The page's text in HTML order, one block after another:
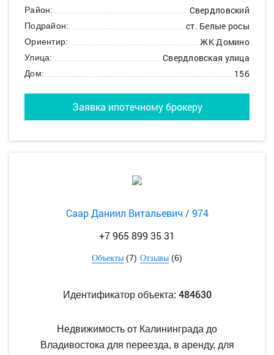
Район: Свердловский
Подрайон: ст. Белые росы
Ориентир: ЖК Домино
Улица: Свердловская улица
Дом: 15б
Заявка ипотечному брокеру
Саар Даниил Витальевич / 974
+7 965 899 35 31
Объекты (7) Отзывы (6)
Идентификатор объекта: 484630
Недвижимость от Калининграда до
Владивостока для переезда, в аренду, для